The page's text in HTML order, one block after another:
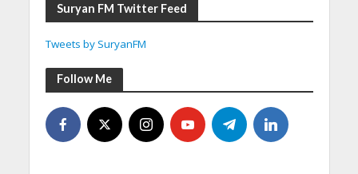
Suryan FM Twitter Feed
Tweets by SuryanFM
Follow Me